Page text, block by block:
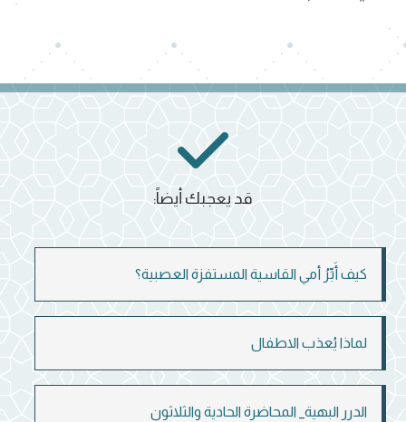
كيف أَبِّرُ أمي القاسية المستفزة العصبية؟
لماذا يُعذب الاطفال
الدرر البهية_ المحاضرة الحادية والثلاثون
قد يعجبك أيضاً: